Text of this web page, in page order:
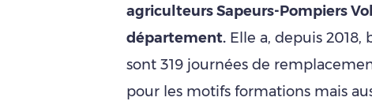
agriculteurs Sapeurs-Pompiers
département. Elle a, depuis 2018,
sont 319 journées de
pour les motifs formations mais